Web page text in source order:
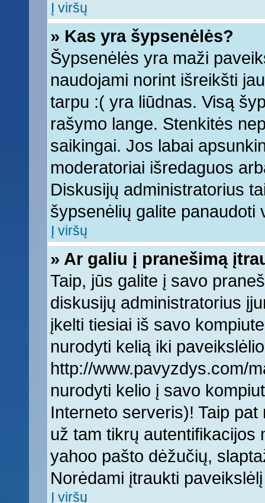
Į viršų
» Kas yra šypsenėlės?
Šypsenėlės yra maži
naudojami norint išreikšti
tarpu :( yra liūdnas. Visą
rašymo lange. Stenkitės
saikingai. Jos labai
moderatoriai išredaguos
Diskusijų administratorius
šypsenėlių galite panaudoti
Į viršų
» Ar galiu į pranešimą
Taip, jūs galite į savo
diskusijų administratorius
įkelti tiesiai iš savo
nurodyti kelią iki
http://www.pavyzdys.com/
nurodyti kelio į savo
Interneto serveris)! Taip
už tam tikrų autentifikacijos
yahoo pašto dėžučių,
Norėdami įtraukti
Į viršų